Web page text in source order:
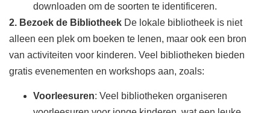
downloaden om de soorten te identificeren.
2. Bezoek de Bibliotheek De lokale bibliotheek is niet
alleen een plek om boeken te lenen, maar ook een bron
van activiteiten voor kinderen. Veel bibliotheken bieden
gratis evenementen en workshops aan, zoals:
Voorleesuren: Veel bibliotheken organiseren